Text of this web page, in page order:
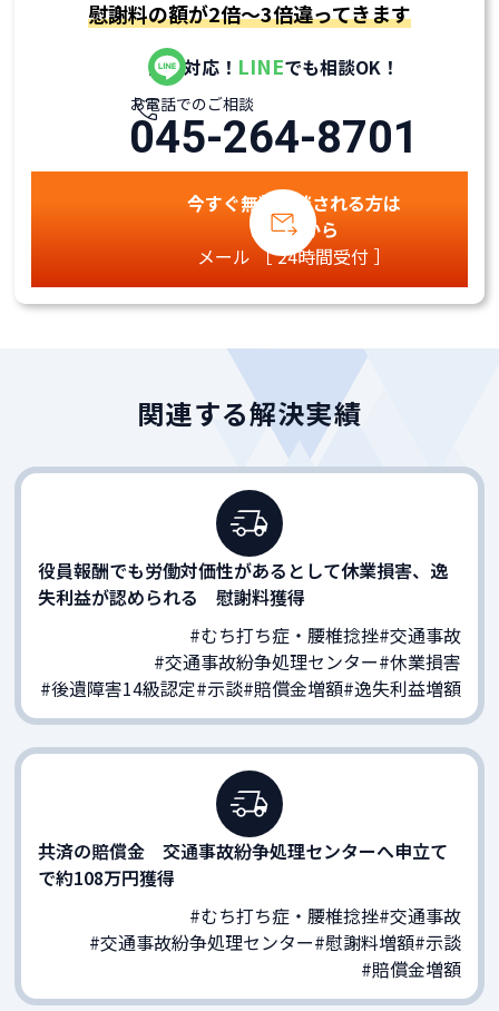
慰謝料の額が2倍～3倍違ってきます
全国対応！ LINEでも相談OK！
お電話でのご相談
045-264-8701
今すぐ無料相談される方は
こちらから
メール ［ 24時間受付 ］
関連する解決実績
役員報酬でも労働対価性があるとして休業損害、逸
失利益が認められる 慰謝料獲得
#むち打ち症・腰椎捻挫#交通事故
#交通事故紛争処理センター#休業損害
#後遺障害14級認定#示談#賠償金増額#逸失利益増額
共済の賠償金 交通事故紛争処理センターへ申立て
で約108万円獲得
#むち打ち症・腰椎捻挫#交通事故
#交通事故紛争処理センター#慰謝料増額#示談
#賠償金増額